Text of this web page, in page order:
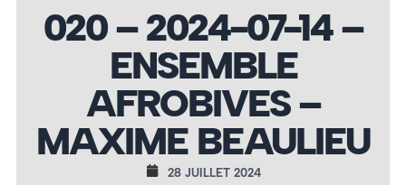
020 – 2024-07-14 –
ENSEMBLE
AFROBIVES –
MAXIME BEAULIEU
28 JUILLET 2024